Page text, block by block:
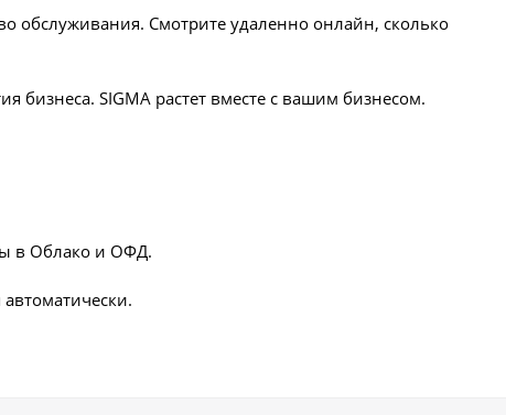
обслуживания. Смотрите удаленно онлайн, сколько
бизнеса. SIGMA растет вместе с вашим бизнесом.
в Облако и ОФД.
автоматически.